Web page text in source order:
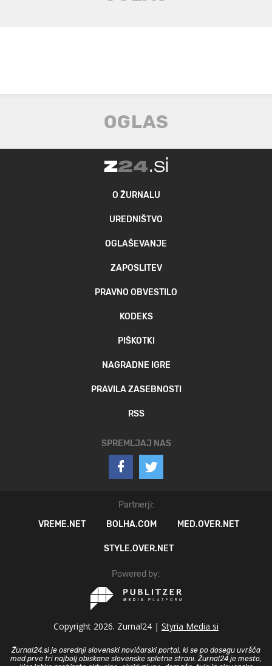
O ŽURNALU
UREDNIŠTVO
OGLAŠEVANJE
ZAPOSLITEV
PRAVNO OBVESTILO
KODEKS
PIŠKOTKI
NAGRADNE IGRE
PRAVILA ZASEBNOSTI
RSS
SPREMLJAJ NAS
Partnerji:
VREME.NET
BOLHA.COM MED.OVER.NET
STYLE.OVER.NET
Powered by:
Copyright 2026. Zurnal24 | Styria Media si
Žurnal24.si je osrednji slovenski novičarski portal, ki se po dosegu uvršča
med prve tri najbolj obiskane slovenske spletne strani. Žurnal24 je mesto,